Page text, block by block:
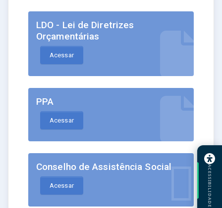
LDO - Lei de Diretrizes
Orçamentárias
Acessar
PPA
Acessar
Conselho de Assistência Social
Acessar ACESSIBILIDADE